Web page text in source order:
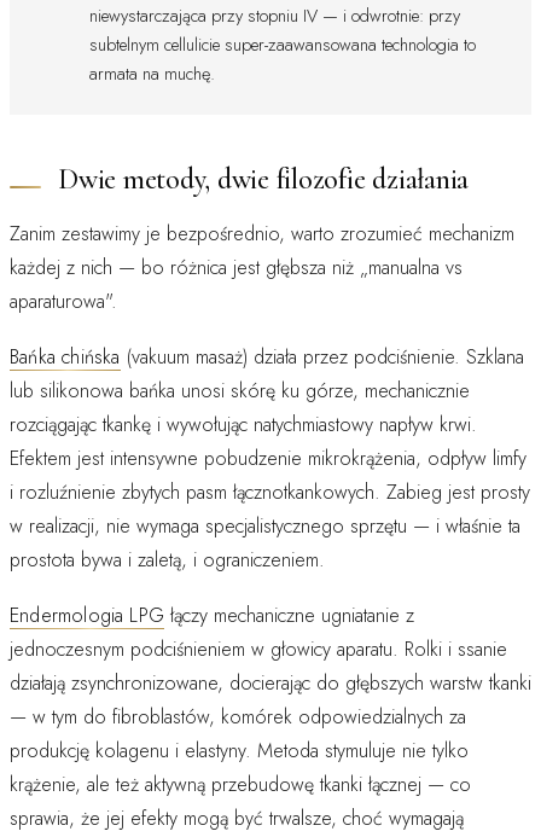
niewystarczająca przy stopniu IV — i odwrotnie: przy
subtelnym cellulicie super-zaawansowana technologia to
armata na muchę.
Dwie metody, dwie filozofie działania
Zanim zestawimy je bezpośrednio, warto zrozumieć mechanizm
każdej z nich — bo różnica jest głębsza niż „manualna vs
aparaturowa".
Bańka chińska (vakuum masaż) działa przez podciśnienie. Szklana
lub silikonowa bańka unosi skórę ku górze, mechanicznie
rozciągając tkankę i wywołując natychmiastowy napływ krwi.
Efektem jest intensywne pobudzenie mikrokrążenia, odpływ limfy
i rozluźnienie zbytych pasm łącznotkankowych. Zabieg jest prosty
w realizacji, nie wymaga specjalistycznego sprzętu — i właśnie ta
prostota bywa i zaletą, i ograniczeniem.
Endermologia LPG łączy mechaniczne ugniatanie z
jednoczesnym podciśnieniem w głowicy aparatu. Rolki i ssanie
działają zsynchronizowane, docierając do głębszych warstw tkanki
— w tym do fibroblastów, komórek odpowiedzialnych za
produkcję kolagenu i elastyny. Metoda stymuluje nie tylko
krążenie, ale też aktywną przebudowę tkanki łącznej — co
sprawia, że jej efekty mogą być trwalsze, choć wymagają